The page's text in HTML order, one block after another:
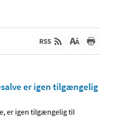
er igen tilgængelig
er igen tilgængelig til